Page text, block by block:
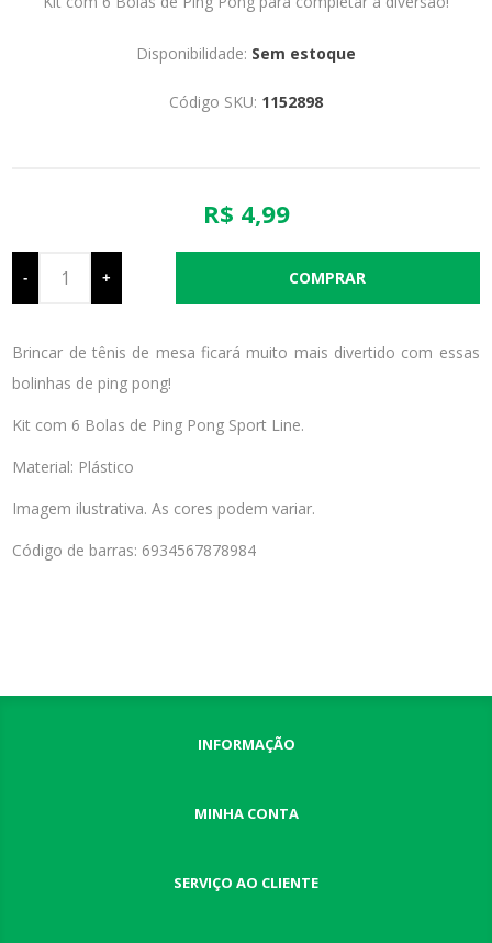
Disponibilidade: Sem estoque
Código SKU: 1152898
R$ 4,99
- +
Brincar de tênis de mesa ficará muito mais divertido com essas
bolinhas de ping pong!
Kit com 6 Bolas de Ping Pong Sport Line.
Material: Plástico
Imagem ilustrativa. As cores podem variar.
Código de barras: 6934567878984
INFORMAÇÃO
MINHA CONTA
SERVIÇO AO CLIENTE